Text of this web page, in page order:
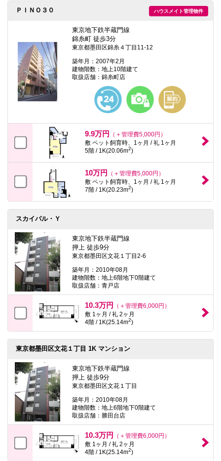
ハウスメイト管理物件
ＰＩＮＯ３０
東京地下鉄半蔵門線
錦糸町 徒歩3分
東京都墨田区錦糸４丁目11-12
築年月：2007年2月
建物階数：地上10階建て
取扱店舗：錦糸町店
9.9万円
（＋管理費5,000円）
敷 ペット飼育時、1ヶ月 / 礼 1ヶ月
5階 / 1K(20.06m2)
10万円
（＋管理費5,000円）
敷 ペット飼育時、1ヶ月 / 礼 1ヶ月
7階 / 1K(20.23m2)
スカイパル・Ｙ
東京地下鉄半蔵門線
押上 徒歩9分
東京都墨田区文花１丁目2-6
築年月：2010年08月
建物階数：地上6階地下0階建て
取扱店舗：青戸店
10.3万円
（＋管理費6,000円）
敷 1ヶ月 / 礼 2ヶ月
4階 / 1K(25.14m2)
東京都墨田区文花１丁目 1K マンション
東京地下鉄半蔵門線
押上 徒歩9分
東京都墨田区文花１丁目
築年月：2010年08月
建物階数：地上6階地下0階建て
取扱店舗：勝田台店
10.3万円
（＋管理費6,000円）
敷 1ヶ月 / 礼 2ヶ月
4階 / 1K(25.14m2)